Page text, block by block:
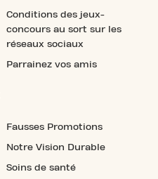
Conditions des jeux-
concours au sort sur les
réseaux sociaux
Parrainez vos amis
Fausses Promotions
Notre Vision Durable
Soins de santé